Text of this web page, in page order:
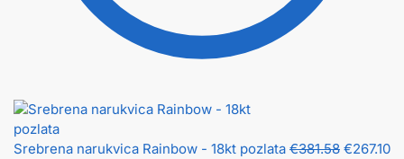
Srebrena narukvica Rainbow - 18kt pozlata €381.58 €267.10